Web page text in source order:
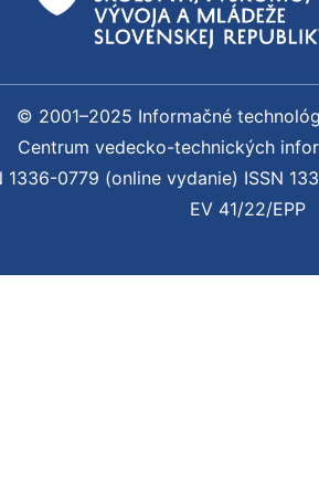
© 2001–2025 Informačné
Centrum vedecko-technických
1336-0779 (online vydanie) ISSN
EV 41/22/EPP